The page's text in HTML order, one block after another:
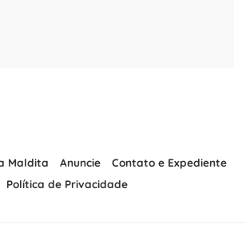
Maldita Anuncie
Contato e Expediente
Política de Privacidade